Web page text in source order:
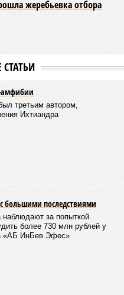
жеребьевка отбора
амфибии
третьим автором,
Ихтиандра
большими последствиями
наблюдают за попыткой
более 730 млн рублей у
«АБ ИнБев Эфес»